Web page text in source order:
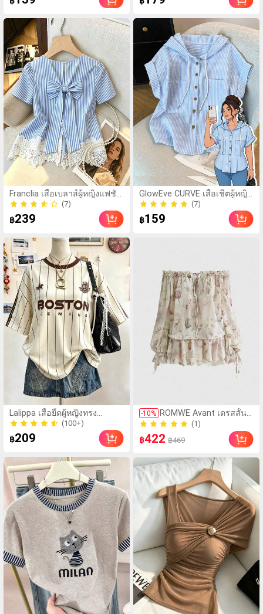
Franclia เสื้อเบลาส์ผู้หญิงแฟชั่น
คอกลม ลายทาง แต่งลูกไม้ต่อ
ผ้า แขนสั้น
(7)
50+ ขายแล้ว
50+ ขายแล้ว
฿239
Lalippa เสื้อยืดผู้หญิงทรง
โอเวอร์ไซส์ ความยาวกลางตัว
คอกลม ไหล่ตก พิมพ์ลายตัว
อักษรและลายทางแนวตั้ง สไตล์
เพื่อน
(100+)
฿209
100+ ขายแล้ว
GlowEve CURVE เสื้อเชิ้ตผู้หญิง
ไซส์ใหญ่ขายดี สไตล์มินิมอล
เรียบหรู ลำลอง แขนดอลแมน
แขนสั้น มีฮู้ด กระดุมแถวเดียว
สำหรับออกไปข้างนอก งาน
สังสรรค์ ถ่ายรูป และท่องเที่ยว
(7)
50+ ขายแล้ว
50+ ขายแล้ว
฿159
-10% ROMWE Avant เดรสสั้นผู้
หญิงผ้าชีฟองลายดอกไม้
สไตล์โรแมนติกบริสุทธิ์
คอวี แขนโคมไฟ ชาย
(1)
฿422 ฿469